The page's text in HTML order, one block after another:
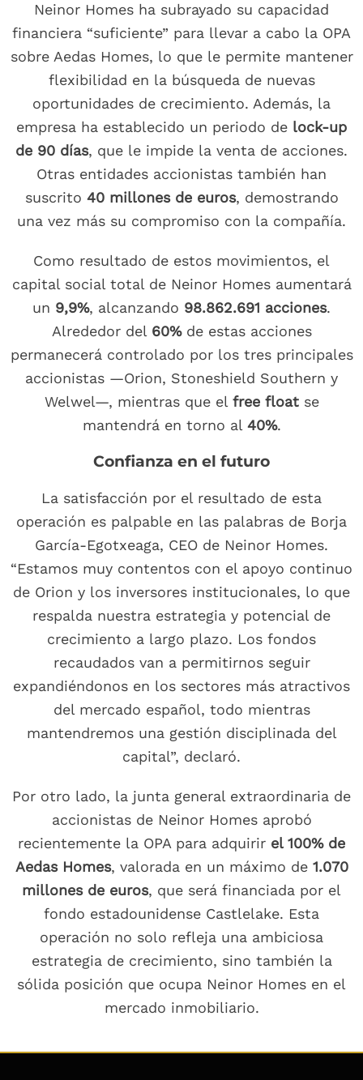
Neinor Homes ha subrayado su capacidad
financiera “suficiente” para llevar a cabo la OPA
sobre Aedas Homes, lo que le permite mantener
flexibilidad en la búsqueda de nuevas
oportunidades de crecimiento. Además, la
empresa ha establecido un periodo de lock-up
de 90 días, que le impide la venta de acciones.
Otras entidades accionistas también han
suscrito 40 millones de euros, demostrando
una vez más su compromiso con la compañía.
Como resultado de estos movimientos, el
capital social total de Neinor Homes aumentará
un 9,9%, alcanzando 98.862.691 acciones.
Alrededor del 60%de estas acciones
permanecerá controlado por los tres principales
accionistas —Orion, Stoneshield Southern y
Welwel—, mientras que el free floatse
mantendrá en torno al 40%.
Confianza en el futuro
La satisfacción por el resultado de esta
operación es palpable en las palabras de Borja
García-Egotxeaga, CEO de Neinor Homes.
“Estamos muy contentos con el apoyo continuo
de Orion y los inversores institucionales, lo que
respalda nuestra estrategia y potencial de
crecimiento a largo plazo. Los fondos
recaudados van a permitirnos seguir
expandiéndonos en los sectores más atractivos
del mercado español, todo mientras
mantendremos una gestión disciplinada del
capital”, declaró.
Por otro lado, la junta general extraordinaria de
accionistas de Neinor Homes aprobó
recientemente la OPA para adquirir el 100% de
Aedas Homes, valorada en un máximo de 1.070
millones de euros, que será financiada por el
fondo estadounidense Castlelake. Esta
operación no solo refleja una ambiciosa
estrategia de crecimiento, sino también la
sólida posición que ocupa Neinor Homes en el
mercado inmobiliario.